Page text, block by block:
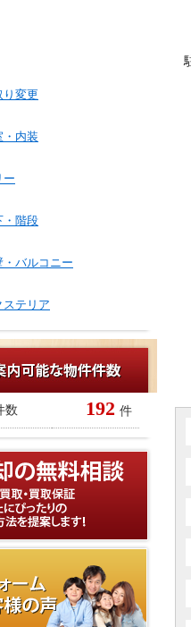
り変更
・内装
ー
・階段
・バルコニー
ステリア
数 192 件